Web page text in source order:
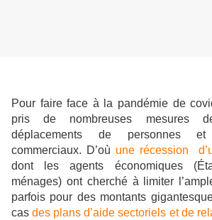
Pour faire face à la pandémie de
pris de nombreuses mesures
déplacements de personnes
commerciaux. D’où une récession
dont les agents économiques
ménages) ont cherché à limiter
parfois pour des montants
casdes plans d’aide sectoriels et de